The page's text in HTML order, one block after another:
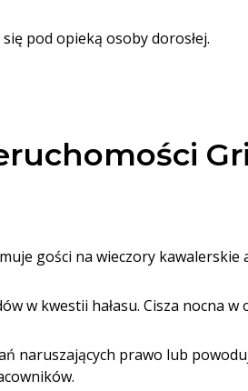
pod opieką osoby dorosłej.
gości na wieczory kawalerskie
w kwestii hałasu. Cisza nocna w
naruszających prawo lub